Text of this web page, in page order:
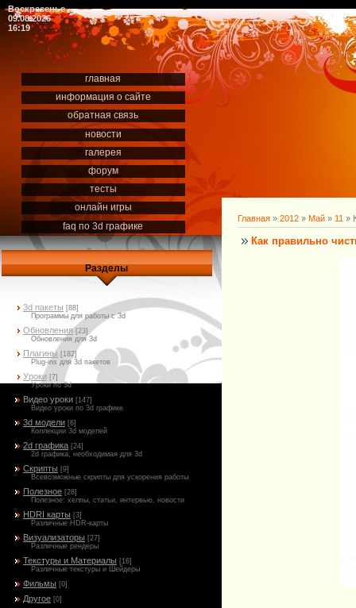
Воскресенье
09.08.2026
16:19
главная
информация о сайте
обратная связь
новости
галерея
форум
тесты
онлайн игры
faq по 3d графике
Разделы
3d пакеты [88]
Программы для работы с 3d
Обновления [23]
Обновления для 3d
Плагины [182]
Plug-ins для 3d пакетов
Уроки [7]
Уроки по 3d
Видео уроки [147]
Видео уроки по 3d графике
3d модели [6]
Коллекции 3d моделей
2d графика [24]
2d графика, необходимая для 3d
Скрипты [9]
Всевозможные скрипты для ускорения работы
Полезное [28]
Полезное: хелпы, статьи, интервью, новости
HDRI карты [3]
Различные HDR-карты
Визуализаторы [27]
Различные рендеры
Текстуры и Материалы [16]
Различные текстуры и Шейдеры
Фильмы [0]
Другое [0]
Главная » 2012 » Май » 11 »
Как правильно